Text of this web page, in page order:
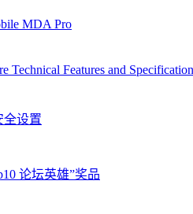
MDA Pro
Technical Features and
全设置
论坛英雄”奖品